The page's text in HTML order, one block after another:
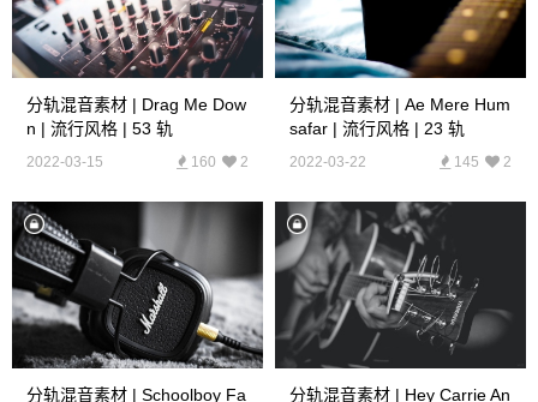
分轨混音素材 | Drag Me Dow
N | 流行风格 | 53 轨
2022-03-15 2
160
分轨混音素材 | Ae Mere Hum
Safar | 流行风格 | 23 轨
2022-03-22 2
145
分轨混音素材 | Schoolboy Fa
分轨混音素材 | Hey Carrie An